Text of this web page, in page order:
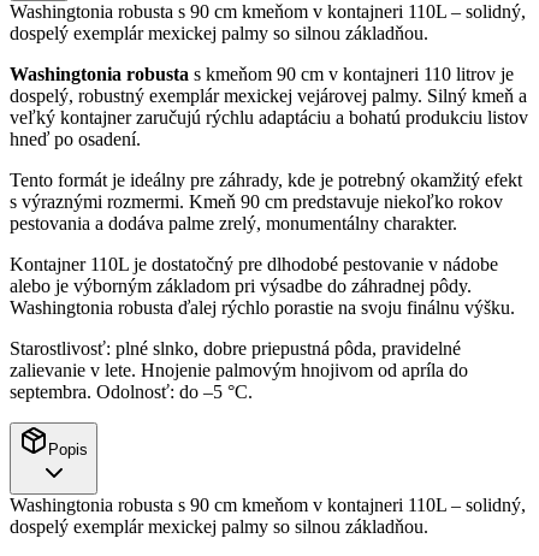
Washingtonia robusta s 90 cm kmeňom v kontajneri 110L – solidný,
dospelý exemplár mexickej palmy so silnou základňou.
Washingtonia robusta s kmeňom 90 cm v kontajneri 110 litrov je
dospelý, robustný exemplár mexickej vejárovej palmy. Silný kmeň a
veľký kontajner zaručujú rýchlu adaptáciu a bohatú produkciu listov
hneď po osadení.
Tento formát je ideálny pre záhrady, kde je potrebný okamžitý efekt
s výraznými rozmermi. Kmeň 90 cm predstavuje niekoľko rokov
pestovania a dodáva palme zrelý, monumentálny charakter.
Kontajner 110L je dostatočný pre dlhodobé pestovanie v nádobe
alebo je výborným základom pri výsadbe do záhradnej pôdy.
Washingtonia robusta ďalej rýchlo porastie na svoju finálnu výšku.
Starostlivosť: plné slnko, dobre priepustná pôda, pravidelné
zalievanie v lete. Hnojenie palmovým hnojivom od apríla do
septembra. Odolnosť: do –5 °C.
Popis
Washingtonia robusta s 90 cm kmeňom v kontajneri 110L – solidný,
dospelý exemplár mexickej palmy so silnou základňou.